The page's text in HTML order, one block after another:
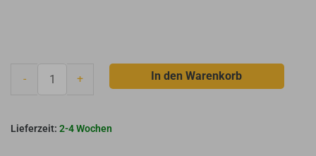
-
Menge
+ In den Warenkorb
2-4 Wochen